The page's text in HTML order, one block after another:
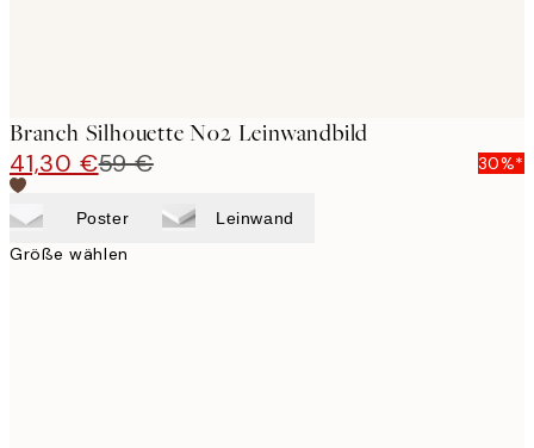
Branch Silhouette No2 Leinwandbild
41,30 €59 € 30%*
Poster Leinwand
Größe wählen